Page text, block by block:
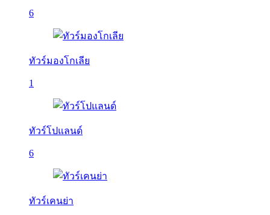
6
ทัวร์มองโกเลีย
1
ทัวร์โปแลนด์
6
ทัวร์เคนย่า